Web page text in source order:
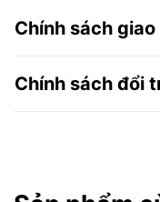
Chính sách giao
Chính sách đổi